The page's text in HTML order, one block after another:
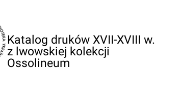
Katalog druków XVII-XVIII w.
z lwowskiej kolekcji
Ossolineum